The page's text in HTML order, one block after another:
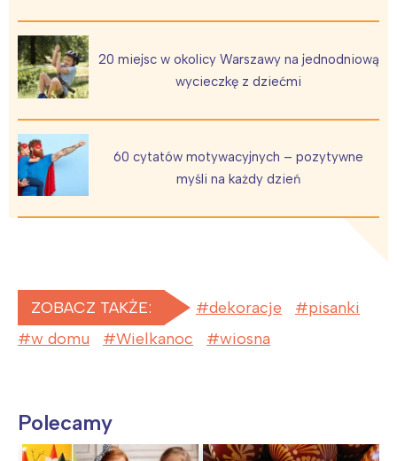
20 miejsc w okolicy Warszawy na jednodniową
wycieczkę z dziećmi
60 cytatów motywacyjnych – pozytywne
myśli na każdy dzień
ZOBACZ TAKŻE: dekoracje
pisanki
w domu
Wielkanoc wiosna
Polecamy